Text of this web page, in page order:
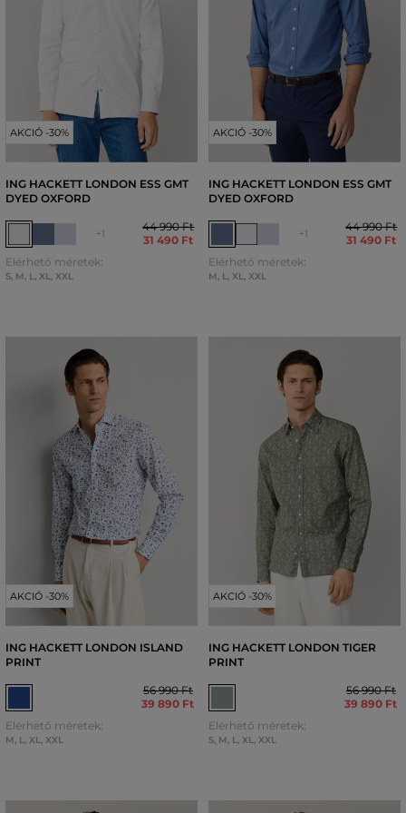
AKCIÓ -30%
ING HACKETT LONDON ESS GMT
DYED OXFORD
+1
44 990 Ft
31 490 Ft
Elérhető méretek:
S, M, L, XL, XXL
AKCIÓ -30%
ING HACKETT LONDON ESS GMT
DYED OXFORD
+1
44 990 Ft
31 490 Ft
Elérhető méretek:
M, L, XL, XXL
AKCIÓ -30%
ING HACKETT LONDON ISLAND
PRINT
56 990 Ft
39 890 Ft
Elérhető méretek:
M, L, XL, XXL
AKCIÓ -30%
ING HACKETT LONDON TIGER
PRINT
56 990 Ft
39 890 Ft
Elérhető méretek:
S, M, L, XL, XXL